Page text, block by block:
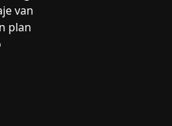
van
plan